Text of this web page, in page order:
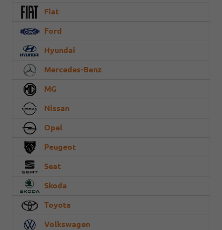
Fiat
Ford
Hyundai
Mercedes-Benz
MG
Nissan
Opel
Peugeot
Seat
Skoda
Toyota
Volkswagen